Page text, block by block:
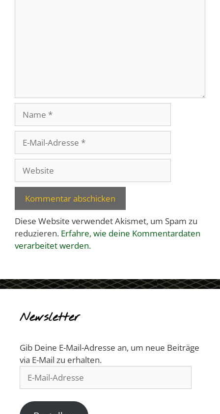
Mail-
Adresse
Website
Diese Website verwendet Akismet, um Spam zu
reduzieren. Erfahre, wie deine Kommentardaten
verarbeitet werden.
Newsletter
Gib Deine E-Mail-Adresse an, um neue Beiträge
via E-Mail zu erhalten.
Mail-